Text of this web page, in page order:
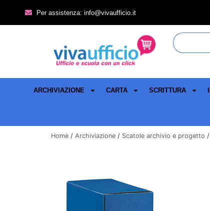
Per assistenza: info@vivaufficio.it
ARCHIVIAZIONE CARTA SCRITTURA
Home / Archiviazione / Scatole archivio e progetto /